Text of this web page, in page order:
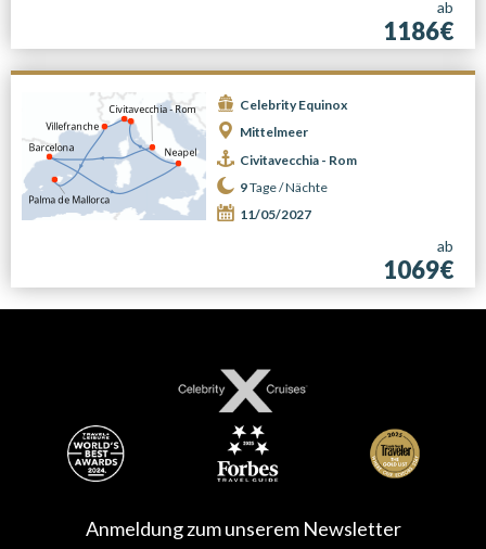
ab
1186€
Celebrity Equinox
Mittelmeer
Civitavecchia - Rom
9Tage /Nächte
11/05/2027
ab
1069€
Anmeldung zum unserem Newsletter